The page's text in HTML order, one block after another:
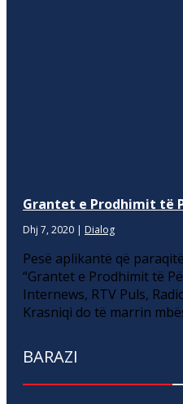
Grantet e Prodhimit të
Dhj 7, 2020 | Dialog
Pesë aplikantë që
“Grantet e Prodhimit të
Internews, RTV Puls,
Krasniqi do të marrin
BARAZI